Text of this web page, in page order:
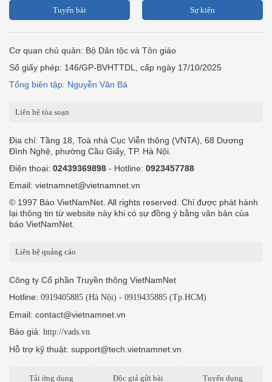
Tuyến bài Sự kiện
Cơ quan chủ quản: Bộ Dân tộc và Tôn giáo
Số giấy phép: 146/GP-BVHTTDL, cấp ngày 17/10/2025
Tổng biên tập: Nguyễn Văn Bá
Liên hệ tòa soạn
Địa chỉ: Tầng 18, Toà nhà Cục Viễn thông (VNTA), 68 Dương
Đình Nghệ, phường Cầu Giấy, TP. Hà Nội.
Điện thoại: 02439369898 - Hotline: 0923457788
Email: vietnamnet@vietnamnet.vn
© 1997 Báo VietNamNet. All rights reserved. Chỉ được phát hành
lại thông tin từ website này khi có sự đồng ý bằng văn bản của
báo VietNamNet.
Liên hệ quảng cáo
Công ty Cổ phần Truyền thông VietNamNet
Hotline: 0919405885 (Hà Nội) - 0919435885 (Tp.HCM)
Email: contact@vietnamnet.vn
Báo giá: http://vads.vn
Hỗ trợ kỹ thuật: support@tech.vietnamnet.vn
Tải ứng dụng Độc giả gửi bài Tuyển dụng